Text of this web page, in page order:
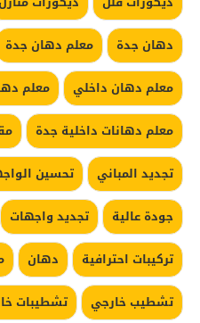
دهان جدة
معلم دهان جدة
معلم دهان داخلي
معلم
معلم دهانات داخلية جدة
تجديد المباني
تحسين
جودة عالية
تجديد واجهات
تركيبات احترافية
دهان
تشطيب خارجي
تشطيبات